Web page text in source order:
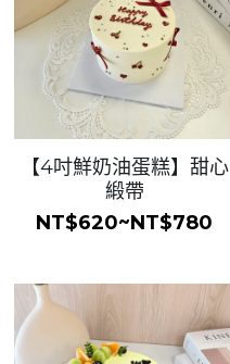
【4吋鮮奶油蛋糕】甜心
緞帶
NT$620~NT$780